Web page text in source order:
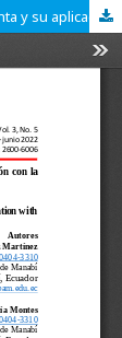
Valores éticos y morales laborales de la gobernanta y su aplicación con la tecnología.